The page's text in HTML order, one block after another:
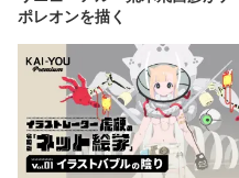
ポレオンを描く